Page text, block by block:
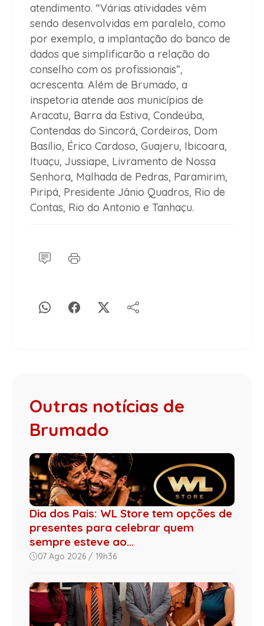
atendimento. “Várias atividades vêm
sendo desenvolvidas em paralelo, como
por exemplo, a implantação do banco de
dados que simplificarão a relação do
conselho com os profissionais”,
acrescenta. Além de Brumado, a
inspetoria atende aos municípios de
Aracatu, Barra da Estiva, Condeúba,
Contendas do Sincorá, Cordeiros, Dom
Basílio, Érico Cardoso, Guajeru, Ibicoara,
Ituaçu, Jussiape, Livramento de Nossa
Senhora, Malhada de Pedras, Paramirim,
Piripá, Presidente Jânio Quadros, Rio de
Contas, Rio do Antonio e Tanhaçu.
Outras notícias de
Brumado
Dia dos Pais: WL Store tem opções de
presentes para celebrar quem
sempre esteve ao...
07 Ago 2026 / 19h36